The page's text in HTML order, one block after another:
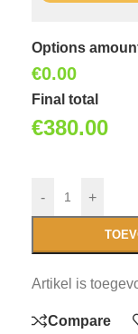
Options
€0.00
Final total
€380.00
- +
Artikel is
Compare